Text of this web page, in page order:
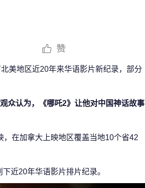
美地区近20年来华语影片新纪录，部分
众认为，《哪吒2》让他对中国神话故事
在加拿大上映地区覆盖当地10个省42
近20年华语影片排片纪录。